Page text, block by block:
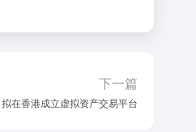
下一篇
在香港成立虚拟资产交易平台